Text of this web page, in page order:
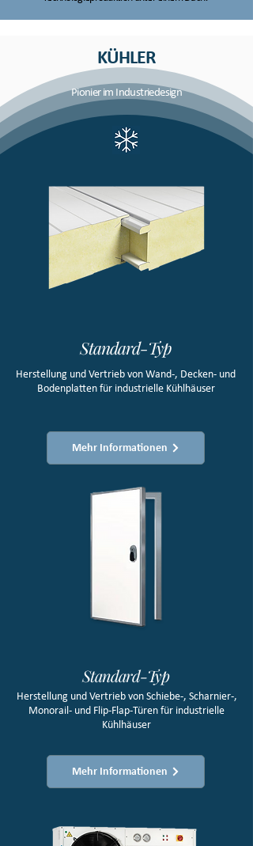
KÜHLER
Pionier im Industriedesign
Standard-Typ
Herstellung und Vertrieb von Wand-, Decken- und
Bodenplatten für industrielle Kühlhäuser
Mehr Informationen
Herstellung und Vertrieb von Schiebe-, Scharnier-,
Monorail- und Flip-Flap-Türen für industrielle
Kühlhäuser
Standard-Typ
Mehr Informationen